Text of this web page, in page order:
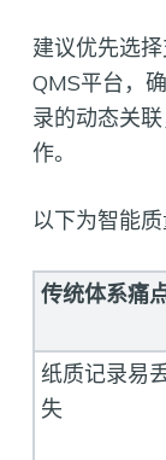
建议优先选
QMS平台，
录的动态关
作。
以下为智能
传统体系痛
纸质记录易
失